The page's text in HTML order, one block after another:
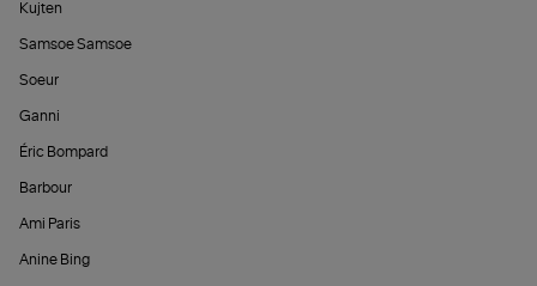
Kujten
Samsoe Samsoe
Soeur
Ganni
Éric Bompard
Barbour
Ami Paris
Anine Bing